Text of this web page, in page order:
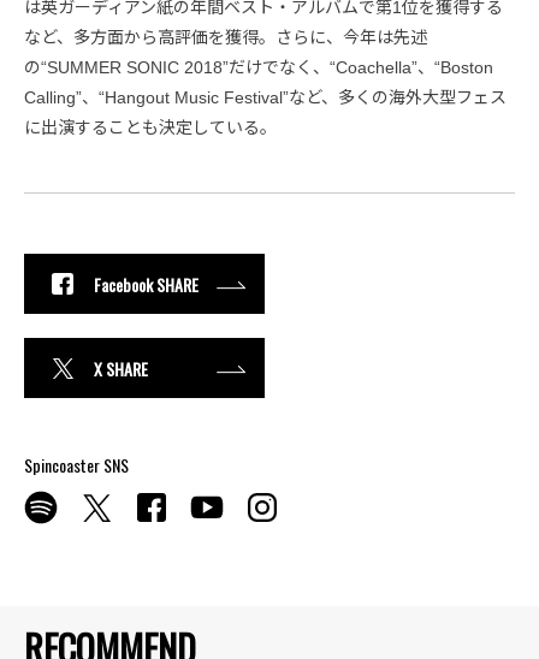
RECOMMEND
は英ガーディアン紙の年間ベスト・アルバムで第1位を獲得する
など、多方面から高評価を獲得。さらに、今年は先述
の“SUMMER SONIC 2018”だけでなく、“Coachella”、“Boston
Calling”、“Hangout Music Festival”など、多くの海外大型フェス
に出演することも決定している。
Facebook SHARE
X SHARE
Spincoaster SNS